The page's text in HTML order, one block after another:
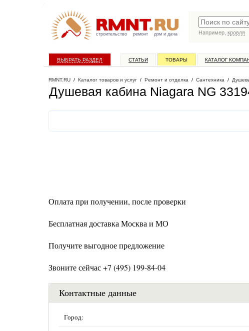
строительство ремонт дом и дача
Например, кровля
ВЫБРАТЬ РАЗДЕЛ СТАТЬИ ТОВАРЫ КАТАЛОГ
RMNT.RU / Каталог товаров и услуг / Ремонт и отделка / Сантехника /
Душевая кабина Niagara NG
Оплата при получении, после проверки
Бесплатная доставка Москва и МО
Получите выгодное предложение
Звоните сейчас +7 (495) 199-84-04
Контактные данные
Город: